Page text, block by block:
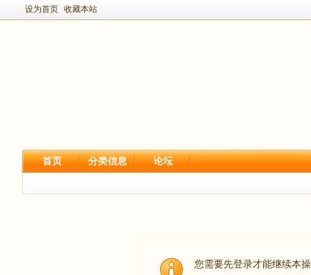
设为首页 收藏本站
首页 分类信息 论坛
您需要先登录才能继续本